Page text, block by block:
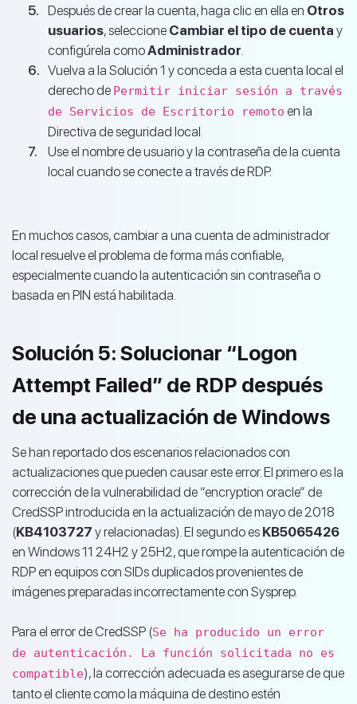
Después de crear la cuenta, haga clic en ella en Otros
usuarios, seleccione Cambiar el tipo de cuenta y
configúrela comoAdministrador
Vuelva a la Solución 1 y conceda a esta cuenta local el
derecho de Permitir iniciar sesión a través
de Servicios de Escritorio remoto en la
Directiva de seguridad local.
Use el nombre de usuario y la contraseña de la cuenta
local cuando se conecte a través de RDP.
En muchos casos, cambiar a una cuenta de administrador
local resuelve el problema de forma más confiable,
especialmente cuando la autenticación sin contraseña o
basada en PIN está habilitada.
Solución 5: Solucionar “Logon
Attempt Failed” de RDP después
de una actualización de Windows
Se han reportado dos escenarios relacionados con
actualizaciones que pueden causar este error. El primero es la
corrección de la vulnerabilidad de “encryption oracle” de
CredSSP introducida en la actualización de mayo de 2018
(KB4103727 y relacionadas). El segundo es KB5065426
en Windows 11 24H2 y 25H2, que rompe la autenticación de
RDP en equipos con SIDs duplicados provenientes de
imágenes preparadas incorrectamente con Sysprep.
Para el error de CredSSP (Se ha producido un error
de autenticación. La función solicitada no es
compatible), la corrección adecuada es asegurarse de que
tanto el cliente como la máquina de destino estén